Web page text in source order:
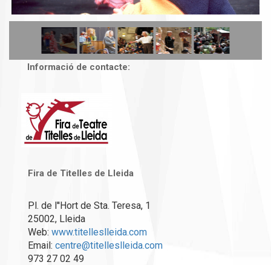
Informació de contacte:
Fira de Titelles de Lleida
Pl. de l''Hort de Sta. Teresa, 1
25002, Lleida
Web: www.titelleslleida.com
Email: centre@titelleslleida.com
973 27 02 49